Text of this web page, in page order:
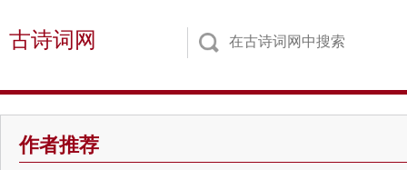
古诗词网
作者推荐